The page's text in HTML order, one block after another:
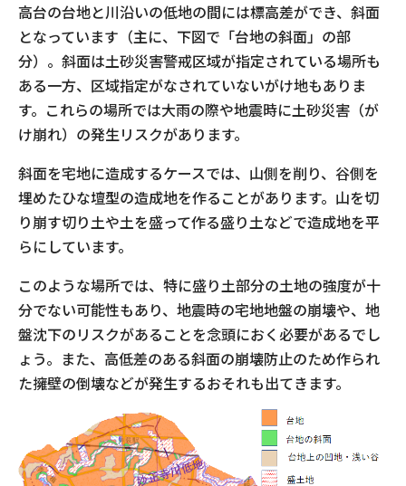
高台の台地と川沿いの低地の間には標高差ができ、斜面
となっています（主に、下図で「台地の斜面」の部
分）。斜面は土砂災害警戒区域が指定されている場所も
ある一方、区域指定がなされていないがけ地もありま
す。これらの場所では大雨の際や地震時に土砂災害（が
け崩れ）の発生リスクがあります。
斜面を宅地に造成するケースでは、山側を削り、谷側を
埋めたひな壇型の造成地を作ることがあります。山を切
り崩す切り土や土を盛って作る盛り土などで造成地を平
らにしています。
このような場所では、特に盛り土部分の土地の強度が十
分でない可能性もあり、地震時の宅地地盤の崩壊や、地
盤沈下のリスクがあることを念頭におく必要があるでし
ょう。また、高低差のある斜面の崩壊防止のため作られ
た擁壁の倒壊などが発生するおそれも出てきます。